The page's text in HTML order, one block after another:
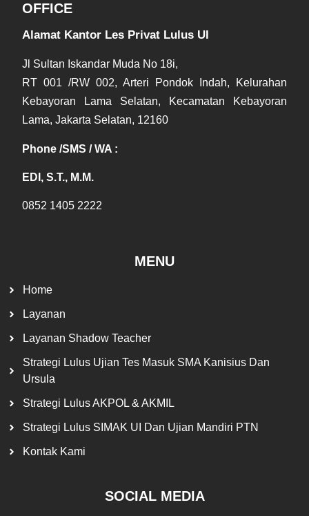
OFFICE
Alamat Kantor Les Privat Lulus UI
Jl Sultan Iskandar Muda No 18i,
RT 001 /RW 002, Arteri Pondok Indah, Kelurahan
Kebayoran Lama Selatan, Kecamatan Kebayoran
Lama, Jakarta Selatan, 12160
Phone /SMS / WA :
EDI, S.T., M.M.
0852 1405 2222
MENU
Home
Layanan
Layanan Shadow Teacher
Strategi Lulus Ujian Tes Masuk SMA Kanisius Dan
Ursula
Strategi Lulus AKPOL & AKMIL
Strategi Lulus SIMAK UI Dan Ujian Mandiri PTN
Kontak Kami
SOCIAL MEDIA